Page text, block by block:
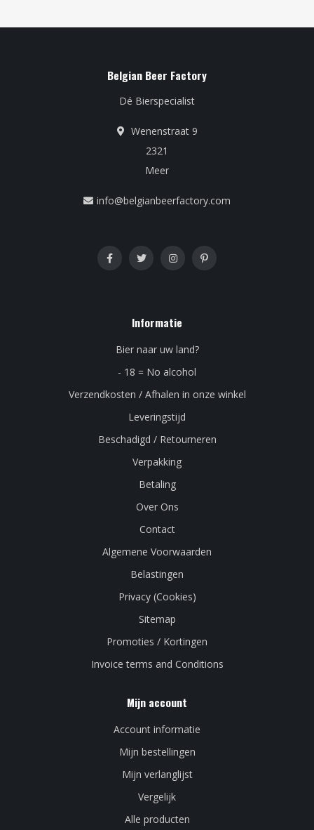
Belgian Beer Factory
Dé Bierspecialist
Wenenstraat 9
2321
Meer
info@belgianbeerfactory.com
Informatie
Bier naar uw land?
- 18 = No alcohol
Verzendkosten / Afhalen in onze winkel
Leveringstijd
Beschadigd / Retourneren
Verpakking
Betaling
Over Ons
Contact
Algemene Voorwaarden
Belastingen
Privacy (Cookies)
Sitemap
Promoties / Kortingen
Invoice terms and Conditions
Mijn account
Account informatie
Mijn bestellingen
Mijn verlanglijst
Vergelijk
Alle producten